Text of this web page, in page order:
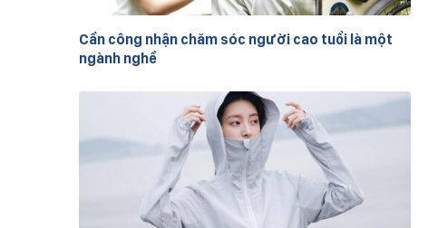
Cần công nhận chăm sóc người cao tuổi là một
ngành nghề